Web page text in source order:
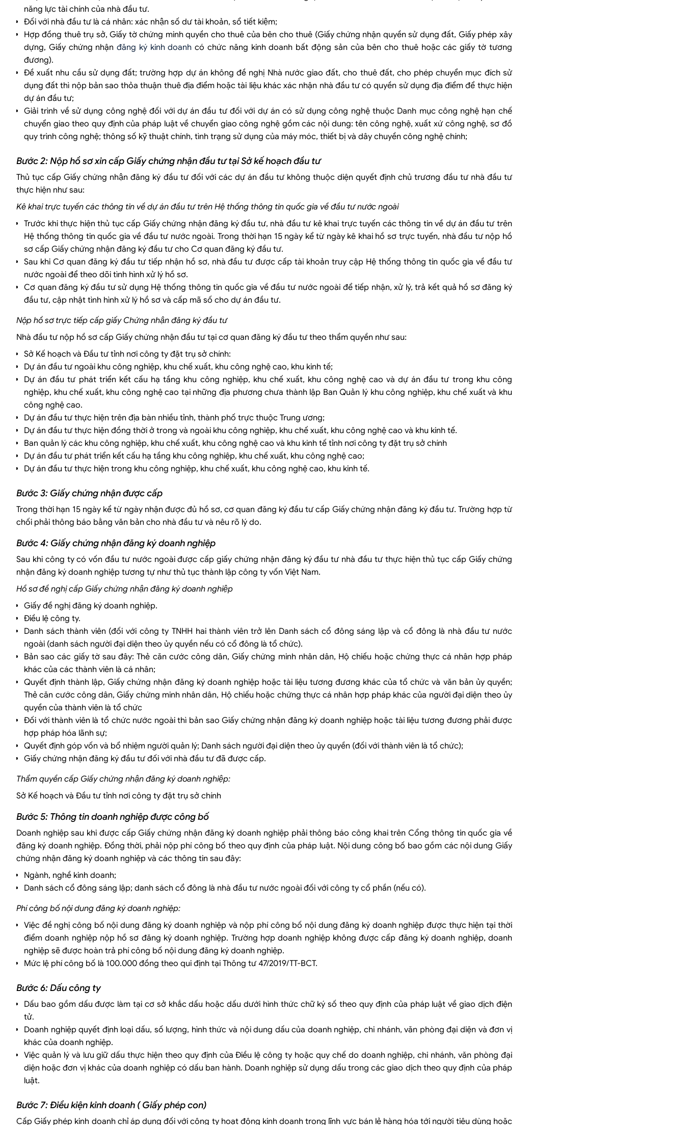
năng lực tài chính của nhà đầu tư.
Đối với nhà đầu tư là cá nhân: xác nhận số dư tài khoản, sổ tiết kiệm;
Hợp đồng thuê trụ sở, Giấy tờ chứng minh quyền cho thuê của bên cho thuê (Giấy chứng nhận quyền sử dụng đất, Giấy phép xây
dựng, Giấy chứng nhậnđăng ký kinh doanh có chức năng kinh doanh bất động sản của bên cho thuê hoặc các giấy tờ tương
đương).
Đề xuất nhu cầu sử dụng đất; trường hợp dự án không đề nghị Nhà nước giao đất, cho thuê đất, cho phép chuyển mục đích sử
dụng đất thì nộp bản sao thỏa thuận thuê địa điểm hoặc tài liệu khác xác nhận nhà đầu tư có quyền sử dụng địa điểm để thực hiện
dự án đầu tư;
Giải trình về sử dụng công nghệ đối với dự án đầu tư đối với dự án có sử dụng công nghệ thuộc Danh mục công nghệ hạn chế
chuyển giao theo quy định của pháp luật về chuyển giao công nghệ gồm các nội dung: tên công nghệ, xuất xứ công nghệ, sơ đồ
quy trình công nghệ; thông số kỹ thuật chính, tình trạng sử dụng của máy móc, thiết bị và dây chuyền công nghệ chính;
Bước 2: Nộp hồ sơ xin cấp Giấy chứng nhận đầu tư tại Sở kế hoạch đầu tư
Thủ tục cấp Giấy chứng nhận đăng ký đầu tư đối với các dự án đầu tư không thuộc diện quyết định chủ trương đầu tư nhà đầu tư
thực hiện như sau:
Kê khai trực tuyến các thông tin về dự án đầu tư trên Hệ thống thông tin quốc gia về đầu tư nước ngoài
Trước khi thực hiện thủ tục cấp Giấy chứng nhận đăng ký đầu tư, nhà đầu tư kê khai trực tuyến các thông tin về dự án đầu tư trên
Hệ thống thông tin quốc gia về đầu tư nước ngoài. Trong thời hạn 15 ngày kể từ ngày kê khai hồ sơ trực tuyến, nhà đầu tư nộp hồ
sơ cấp Giấy chứng nhận đăng ký đầu tư cho Cơ quan đăng ký đầu tư.
Sau khi Cơ quan đăng ký đầu tư tiếp nhận hồ sơ, nhà đầu tư được cấp tài khoản truy cập Hệ thống thông tin quốc gia về đầu tư
nước ngoài để theo dõi tình hình xử lý hồ sơ.
Cơ quan đăng ký đầu tư sử dụng Hệ thống thông tin quốc gia về đầu tư nước ngoài để tiếp nhận, xử lý, trả kết quả hồ sơ đăng ký
đầu tư, cập nhật tình hình xử lý hồ sơ và cấp mã số cho dự án đầu tư.
Nộp hồ sơ trực tiếp cấp giấy Chứng nhận đăng ký đầu tư
Nhà đầu tư nộp hồ sơ cấp Giấy chứng nhận đầu tư tại cơ quan đăng ký đầu tư theo thẩm quyền như sau:
Sở Kế hoạch và Đầu tư tỉnh nơi công ty đặt trụ sở chính:
Dự án đầu tư ngoài khu công nghiệp, khu chế xuất, khu công nghệ cao, khu kinh tế;
Dự án đầu tư phát triển kết cấu hạ tầng khu công nghiệp, khu chế xuất, khu công nghệ cao và dự án đầu tư trong khu công
nghiệp, khu chế xuất, khu công nghệ cao tại những địa phương chưa thành lập Ban Quản lý khu công nghiệp, khu chế xuất và khu
công nghệ cao.
Dự án đầu tư thực hiện trên địa bàn nhiều tỉnh, thành phố trực thuộc Trung ương;
Dự án đầu tư thực hiện đồng thời ở trong và ngoài khu công nghiệp, khu chế xuất, khu công nghệ cao và khu kinh tế.
Ban quản lý các khu công nghiệp, khu chế xuất, khu công nghệ cao và khu kinh tế tỉnh nơi công ty đặt trụ sở chính
Dự án đầu tư phát triển kết cấu hạ tầng khu công nghiệp, khu chế xuất, khu công nghệ cao;
Dự án đầu tư thực hiện trong khu công nghiệp, khu chế xuất, khu công nghệ cao, khu kinh tế.
Bước 3: Giấy chứng nhận được cấp
Trong thời hạn 15 ngày kể từ ngày nhận được đủ hồ sơ, cơ quan đăng ký đầu tư cấp Giấy chứng nhận đăng ký đầu tư. Trường hợp từ
chối phải thông báo bằng văn bản cho nhà đầu tư và nêu rõ lý do.
Bước 4: Giấy chứng nhận đăng ký doanh nghiệp
Sau khi công ty có vốn đầu tư nước ngoài được cấp giấy chứng nhận đăng ký đầu tư nhà đầu tư thực hiện thủ tục cấp Giấy chứng
nhận đăng ký doanh nghiệp tương tự như thủ tục thành lập công ty vốn Việt Nam.
Hồ sơ đề nghị cấp Giấy chứng nhận đăng ký doanh nghiệp
Giấy đề nghị đăng ký doanh nghiệp.
Điều lệ công ty.
Danh sách thành viên (đối với công ty TNHH hai thành viên trở lên Danh sách cổ đông sáng lập và cổ đông là nhà đầu tư nước
ngoài (danh sách người đại diện theo ủy quyền nếu có cổ đông là tổ chức).
Bản sao các giấy tờ sau đây: Thẻ căn cước công dân, Giấy chứng minh nhân dân, Hộ chiếu hoặc chứng thực cá nhân hợp pháp
khác của các thành viên là cá nhân;
Quyết định thành lập, Giấy chứng nhận đăng ký doanh nghiệp hoặc tài liệu tương đương khác của tổ chức và văn bản ủy quyền;
Thẻ căn cước công dân, Giấy chứng minh nhân dân, Hộ chiếu hoặc chứng thực cá nhân hợp pháp khác của người đại diện theo ủy
quyền của thành viên là tổ chức
Đối với thành viên là tổ chức nước ngoài thì bản sao Giấy chứng nhận đăng ký doanh nghiệp hoặc tài liệu tương đương phải được
hợp pháp hóa lãnh sự;
Quyết định góp vốn và bổ nhiệm người quản lý; Danh sách người đại diện theo ủy quyền (đối với thành viên là tổ chức);
Giấy chứng nhận đăng ký đầu tư đối với nhà đầu tư đã được cấp.
Thẩm quyền cấp Giấy chứng nhận đăng ký doanh nghiệp:
Sở Kế hoạch và Đầu tư tỉnh nơi công ty đặt trụ sở chính
Bước 5: Thông tin doanh nghiệp được công bố
Doanh nghiệp sau khi được cấp Giấy chứng nhận đăng ký doanh nghiệp phải thông báo công khai trên Cổng thông tin quốc gia về
đăng ký doanh nghiệp. Đồng thời, phải nộp phí công bố theo quy định của pháp luật. Nội dung công bố bao gồm các nội dung Giấy
chứng nhận đăng ký doanh nghiệp và các thông tin sau đây:
Ngành, nghề kinh doanh;
Danh sách cổ đông sáng lập; danh sách cổ đông là nhà đầu tư nước ngoài đối với công ty cổ phần (nếu có).
Phí công bố nội dung đăng ký doanh nghiệp:
Việc đề nghị công bố nội dung đăng ký doanh nghiệp và nộp phí công bố nội dung đăng ký doanh nghiệp được thực hiện tại thời
điểm doanh nghiệp nộp hồ sơ đăng ký doanh nghiệp. Trường hợp doanh nghiệp không được cấp đăng ký doanh nghiệp, doanh
nghiệp sẽ được hoàn trả phí công bố nội dung đăng ký doanh nghiệp.
Mức lệ phí công bố là 100.000 đồng theo qui định tại Thông tư 47/2019/TT-BCT.
Bước 6: Dấu công ty
Dấu bao gồm dấu được làm tại cơ sở khắc dấu hoặc dấu dưới hình thức chữ ký số theo quy định của pháp luật về giao dịch điện
tử.
Doanh nghiệp quyết định loại dấu, số lượng, hình thức và nội dung dấu của doanh nghiệp, chi nhánh, văn phòng đại diện và đơn vị
khác của doanh nghiệp.
Việc quản lý và lưu giữ dấu thực hiện theo quy định của Điều lệ công ty hoặc quy chế do doanh nghiệp, chi nhánh, văn phòng đại
diện hoặc đơn vị khác của doanh nghiệp có dấu ban hành. Doanh nghiệp sử dụng dấu trong các giao dịch theo quy định của pháp
luật.
Bước 7: Điều kiện kinh doanh ( Giấy phép con)
Cấp Giấy phép kinh doanh chỉ áp dụng đối với công ty hoạt động kinh doanh trong lĩnh vực bán lẻ hàng hóa tới người tiêu dùng hoặc